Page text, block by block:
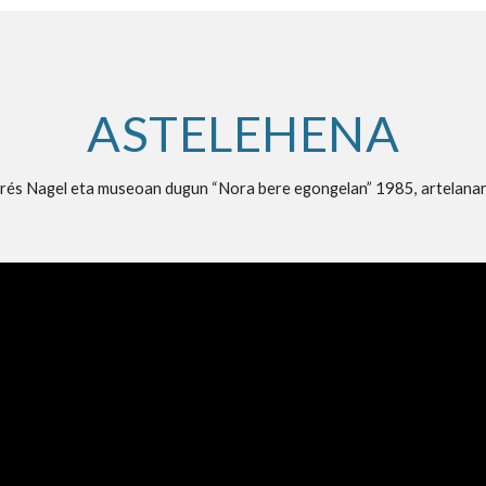
ASTELEHENA
Nagel eta museoan dugun “Nora bere egongelan” 1985,